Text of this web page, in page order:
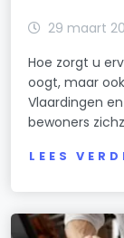
29 maart
Hoe zorgt u
oogt, maar
Vlaardingen
bewoners
LEES